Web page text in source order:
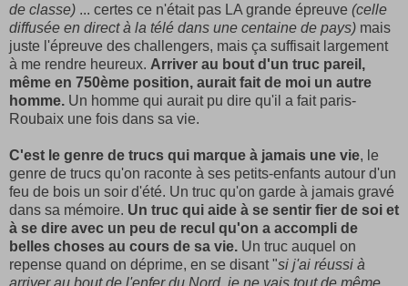
de classe) ... certes ce n'était pas LA grande épreuve (celle
diffusée en direct à la télé dans une centaine de pays) mais
juste l'épreuve des challengers, mais ça suffisait largement
à me rendre heureux. Arriver au bout d'un truc pareil,
même en 750ème position, aurait fait de moi un autre
homme. Un homme qui aurait pu dire qu'il a fait paris-
Roubaix une fois dans sa vie.
C'est le genre de trucs qui marque à jamais une vie, le
genre de trucs qu'on raconte à ses petits-enfants autour d'un
feu de bois un soir d'été. Un truc qu'on garde à jamais gravé
dans sa mémoire. Un truc qui aide à se sentir fier de soi et
à se dire avec un peu de recul qu'on a accompli de
belles choses au cours de sa vie. Un truc auquel on
repense quand on déprime, en se disant "si j'ai réussi à
arriver au bout de l'enfer du Nord, je ne vais tout de même